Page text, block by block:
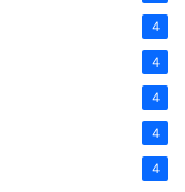
4
4
4
4
4